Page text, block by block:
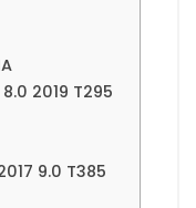
2019 T295
9.0 T385